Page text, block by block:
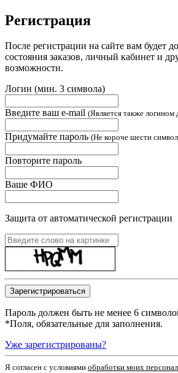
Регистрация
После регистрации на сайте вам будет
состояния заказов, личный кабинет и
возможности.
Логин (мин. 3 символа)
Введите ваш e-mail (Является также логином
Придумайте пароль (Не короче шести
Повторите пароль
Ваше ФИО
Защита от автоматической регистрации
Пароль должен быть не менее 6
*Поля, обязательные для заполнения.
Уже зарегистрированы?
Я согласен c условиями обработки моих